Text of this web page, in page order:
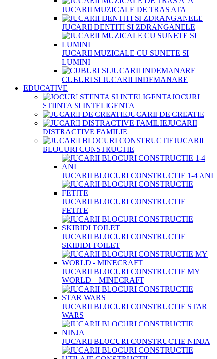
JUCARII MUZICALE DE TRAS ATA
JUCARII DENTITI SI ZDRANGANELE
JUCARII MUZICALE CU SUNETE SI
LUMINI
CUBURI SI JUCARII INDEMANARE
EDUCATIVE
JOCURI
STIINTA SI INTELIGENTA
JUCARII DE CREATIE
JUCARII
DISTRACTIVE FAMILIE
JUCARII
BLOCURI CONSTRUCTIE
JUCARII BLOCURI CONSTRUCTIE 1-4 ANI
JUCARII BLOCURI CONSTRUCTIE
FETITE
JUCARII BLOCURI CONSTRUCTIE
SKIBIDI TOILET
JUCARII BLOCURI CONSTRUCTIE MY
WORLD – MINECRAFT
JUCARII BLOCURI CONSTRUCTIE STAR
WARS
JUCARII BLOCURI CONSTRUCTIE NINJA